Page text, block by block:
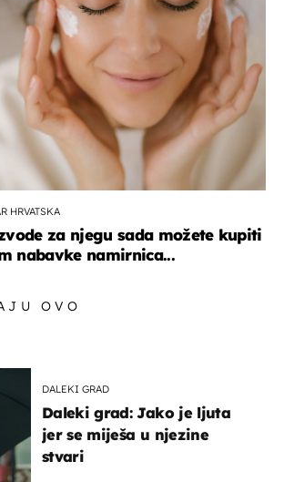
HRVATSKA
za njegu sada možete kupiti
nabavke namirnica...
OVO
DALEKI GRAD
Daleki grad: Jako je ljuta
jer se miješa u njezine
stvari